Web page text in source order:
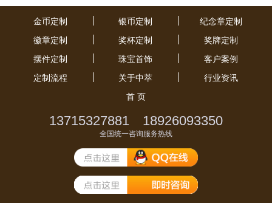
金币定制 银币定制
纪念章定制
徽章定制
奖杯定制
奖牌定制
摆件定制
珠宝首饰
客户案例
定制流程
关于中萃
行业资讯
首 页
13715327881 18926093350
全国统一咨询服务热线